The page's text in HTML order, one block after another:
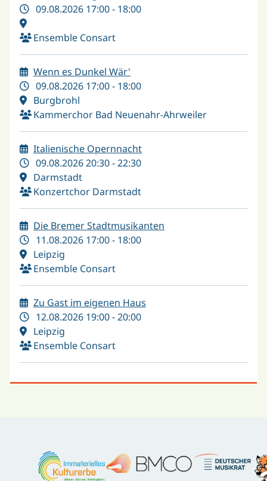
09.08.2026 17:00 - 18:00
Ensemble Consart
Wenn es Dunkel Wär'
09.08.2026 17:00 - 18:00
Burgbrohl
Kammerchor Bad Neuenahr-Ahrweiler
Italienische Opernnacht
09.08.2026 20:30 - 22:30
Darmstadt
Konzertchor Darmstadt
Die Bremer Stadtmusikanten
11.08.2026 17:00 - 18:00
Leipzig
Ensemble Consart
Zu Gast im eigenen Haus
12.08.2026 19:00 - 20:00
Leipzig
Ensemble Consart